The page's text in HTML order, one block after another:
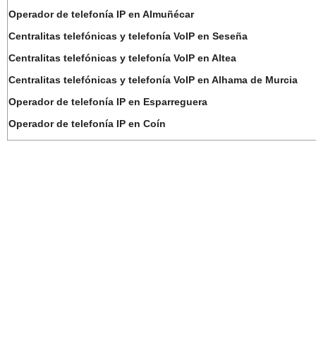
Operador de telefonía IP en Almuñécar
Centralitas telefónicas y telefonía VoIP en Seseña
Centralitas telefónicas y telefonía VoIP en Altea
Centralitas telefónicas y telefonía VoIP en Alhama de Murcia
Operador de telefonía IP en Esparreguera
Operador de telefonía IP en Coín